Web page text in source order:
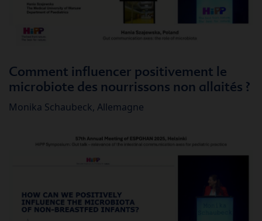
Comment influencer positivement le
microbiote des nourrissons non allaités ?
Monika Schaubeck, Allemagne